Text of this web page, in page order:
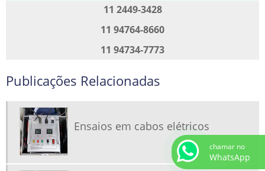
11 2449-3428
11 94764-8660
11 94734-7773
Publicações Relacionadas
Ensaios em cabos elétricos
chamar no
WhatsApp